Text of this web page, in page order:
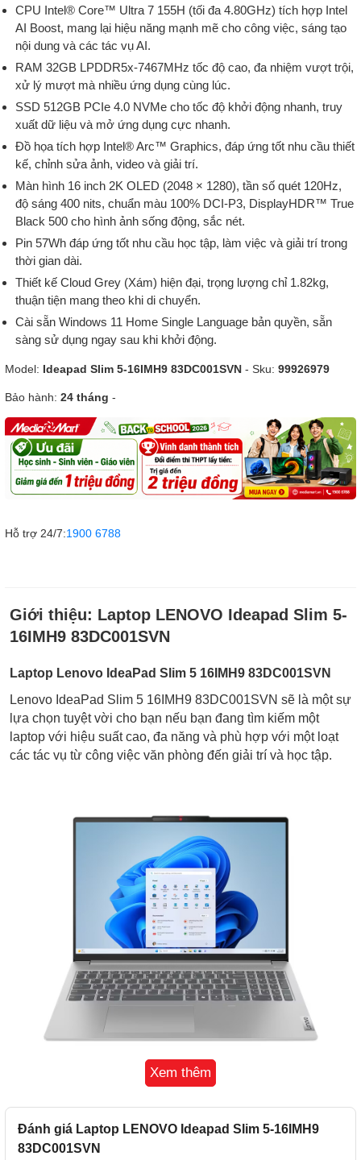
CPU Intel® Core™ Ultra 7 155H (tối đa 4.80GHz) tích hợp Intel
AI Boost, mang lại hiệu năng mạnh mẽ cho công việc, sáng tạo
nội dung và các tác vụ AI.
RAM 32GB LPDDR5x-7467MHz tốc độ cao, đa nhiệm vượt trội,
xử lý mượt mà nhiều ứng dụng cùng lúc.
SSD 512GB PCIe 4.0 NVMe cho tốc độ khởi động nhanh, truy
xuất dữ liệu và mở ứng dụng cực nhanh.
Đồ họa tích hợp Intel® Arc™ Graphics, đáp ứng tốt nhu cầu thiết
kế, chỉnh sửa ảnh, video và giải trí.
Màn hình 16 inch 2K OLED (2048 × 1280), tần số quét 120Hz,
độ sáng 400 nits, chuẩn màu 100% DCI-P3, DisplayHDR™ True
Black 500 cho hình ảnh sống động, sắc nét.
Pin 57Wh đáp ứng tốt nhu cầu học tập, làm việc và giải trí trong
thời gian dài.
Thiết kế Cloud Grey (Xám) hiện đại, trọng lượng chỉ 1.82kg,
thuận tiện mang theo khi di chuyển.
Cài sẵn Windows 11 Home Single Language bản quyền, sẵn
sàng sử dụng ngay sau khi khởi động.
Model: Ideapad Slim 5-16IMH9 83DC001SVN - Sku: 99926979
Bảo hành: 24 tháng -
Hỗ trợ 24/7:1900 6788
Giới thiệu: Laptop LENOVO Ideapad Slim 5-
16IMH9 83DC001SVN
Laptop Lenovo IdeaPad Slim 5 16IMH9 83DC001SVN
Lenovo IdeaPad Slim 5 16IMH9 83DC001SVN sẽ là một sự
lựa chọn tuyệt vời cho bạn nếu bạn đang tìm kiếm một
laptop với hiệu suất cao, đa năng và phù hợp với một loạt
các tác vụ từ công việc văn phòng đến giải trí và học tập.
Hiệu suất làm việc cao
Xem thêm
Đánh giá Laptop LENOVO Ideapad Slim 5-16IMH9
83DC001SVN